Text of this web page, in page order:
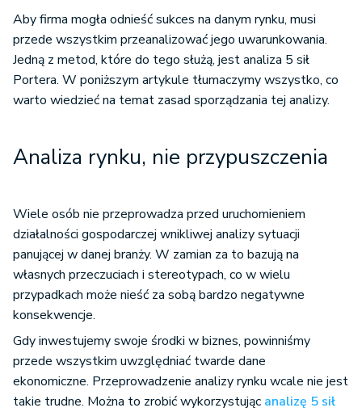
Groźba pojawienia się wchodzących - nowych producentów
Groźba pojawienia się substytutów
Aby firma mogła odnieść sukces na danym rynku, musi
przede wszystkim przeanalizować jego uwarunkowania.
Jedną z metod, które do tego służą, jest analiza 5 sił
Portera. W poniższym artykule tłumaczymy wszystko, co
warto wiedzieć na temat zasad sporządzania tej analizy.
Analiza rynku, nie przypuszczenia
Wiele osób nie przeprowadza przed uruchomieniem
działalności gospodarczej wnikliwej analizy sytuacji
panującej w danej branży. W zamian za to bazują na
własnych przeczuciach i stereotypach, co w wielu
przypadkach może nieść za sobą bardzo negatywne
konsekwencje.
Gdy inwestujemy swoje środki w biznes, powinniśmy
przede wszystkim uwzględniać twarde dane
ekonomiczne. Przeprowadzenie analizy rynku wcale nie jest
takie trudne. Można to zrobić wykorzystując analizę 5 sił